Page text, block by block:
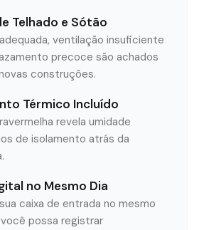
Telhado e Sótão
ventilação insuficiente
precoce são achados
construções.
Térmico Incluído
revela umidade
de isolamento atrás da
no Mesmo Dia
caixa de entrada no mesmo
possa registrar